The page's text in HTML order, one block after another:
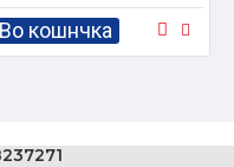
Во кошнчка